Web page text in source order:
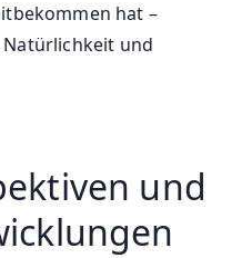
hat –
Natürlichkeit und
und